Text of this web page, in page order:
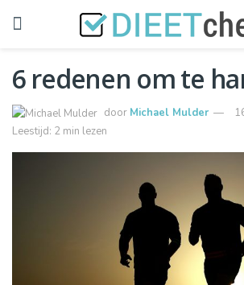
6 redenen om te
door Michael Mulder
Leestijd: 2 min lezen